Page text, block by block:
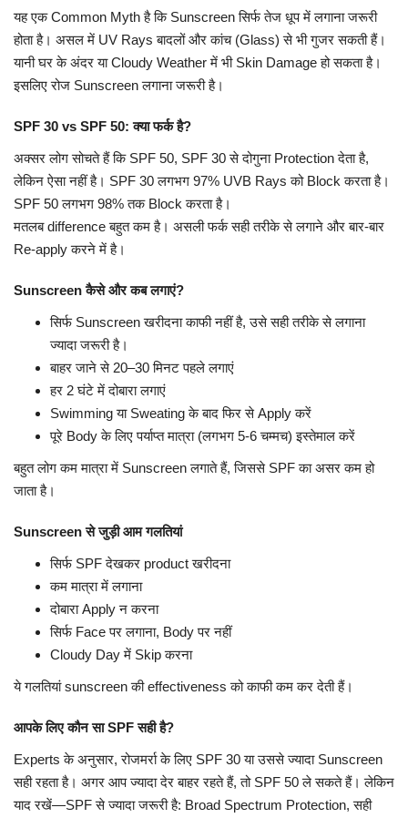
यह एक Common Myth है कि Sunscreen सिर्फ तेज धूप में लगाना जरूरी
होता है। असल में UV Rays बादलों और कांच (Glass) से भी गुजर सकती हैं।
यानी घर के अंदर या Cloudy Weather में भी Skin Damage हो सकता है।
इसलिए रोज Sunscreen लगाना जरूरी है।
SPF 30 vs SPF 50: क्या फर्क है?
अक्सर लोग सोचते हैं कि SPF 50, SPF 30 से दोगुना Protection देता है,
लेकिन ऐसा नहीं है। SPF 30 लगभग 97% UVB Rays को Block करता है।
SPF 50 लगभग 98% तक Block करता है।
मतलब difference बहुत कम है। असली फर्क सही तरीके से लगाने और बार-बार
Re-apply करने में है।
Sunscreen कैसे और कब लगाएं?
सिर्फ Sunscreen खरीदना काफी नहीं है, उसे सही तरीके से लगाना
ज्यादा जरूरी है।
बाहर जाने से 20–30 मिनट पहले लगाएं
हर 2 घंटे में दोबारा लगाएं
Swimming या Sweating के बाद फिर से Apply करें
पूरे Body के लिए पर्याप्त मात्रा (लगभग 5-6 चम्मच) इस्तेमाल करें
बहुत लोग कम मात्रा में Sunscreen लगाते हैं, जिससे SPF का असर कम हो
जाता है।
Sunscreen से जुड़ी आम गलतियां
सिर्फ SPF देखकर product खरीदना
कम मात्रा में लगाना
दोबारा Apply न करना
सिर्फ Face पर लगाना, Body पर नहीं
Cloudy Day में Skip करना
ये गलतियां sunscreen की effectiveness को काफी कम कर देती हैं।
आपके लिए कौन सा SPF सही है?
Experts के अनुसार, रोजमर्रा के लिए SPF 30 या उससे ज्यादा Sunscreen
सही रहता है। अगर आप ज्यादा देर बाहर रहते हैं, तो SPF 50 ले सकते हैं। लेकिन
याद रखें—SPF से ज्यादा जरूरी है: Broad Spectrum Protection, सही